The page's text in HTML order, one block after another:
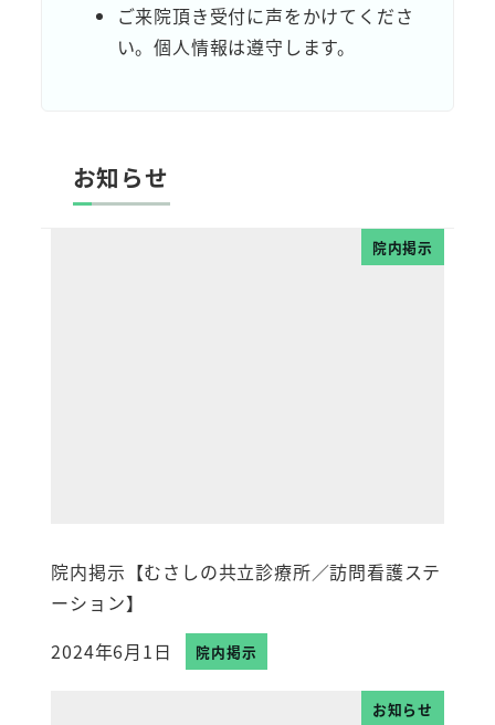
ご来院頂き受付に声をかけてくださ
い。個人情報は遵守します。
お知らせ
院内掲示
院内掲示【むさしの共立診療所／訪問看護ステ
ーション】
投稿日
2024年6月1日 院内掲示
お知らせ